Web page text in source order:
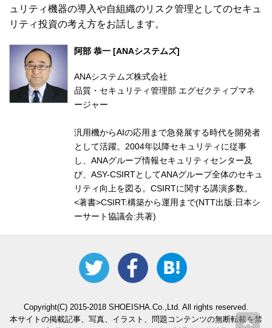
ュリティ機器の導入や自組織のリスク管理としてのセキュ
リティ投資の考え方をお話します。
阿部 恭一 [ANAシステムズ]
ANAシステムズ株式会社
品質・セキュリティ管理部 エグゼクティブマネ
ージャー
汎用機からAIの応用まで急発展する時代を開発者
として活躍。2004年以降セキュリティに従事
し、ANAグループ情報セキュリティセンター及
び、ASY-CSIRTとしてANAグループ全体のセキュ
リティ向上を図る。CSIRTに関する講演多数。
<著書>CSIRT:構築から運用まで(NTT出版:日本シ
ーサート協議会:共著)
Copyright(C) 2015-2018 SHOEISHA.Co.,Ltd. All rights reserved.
本サイトの掲載記事、写真、イラスト、問題コンテンツの無断転載を禁